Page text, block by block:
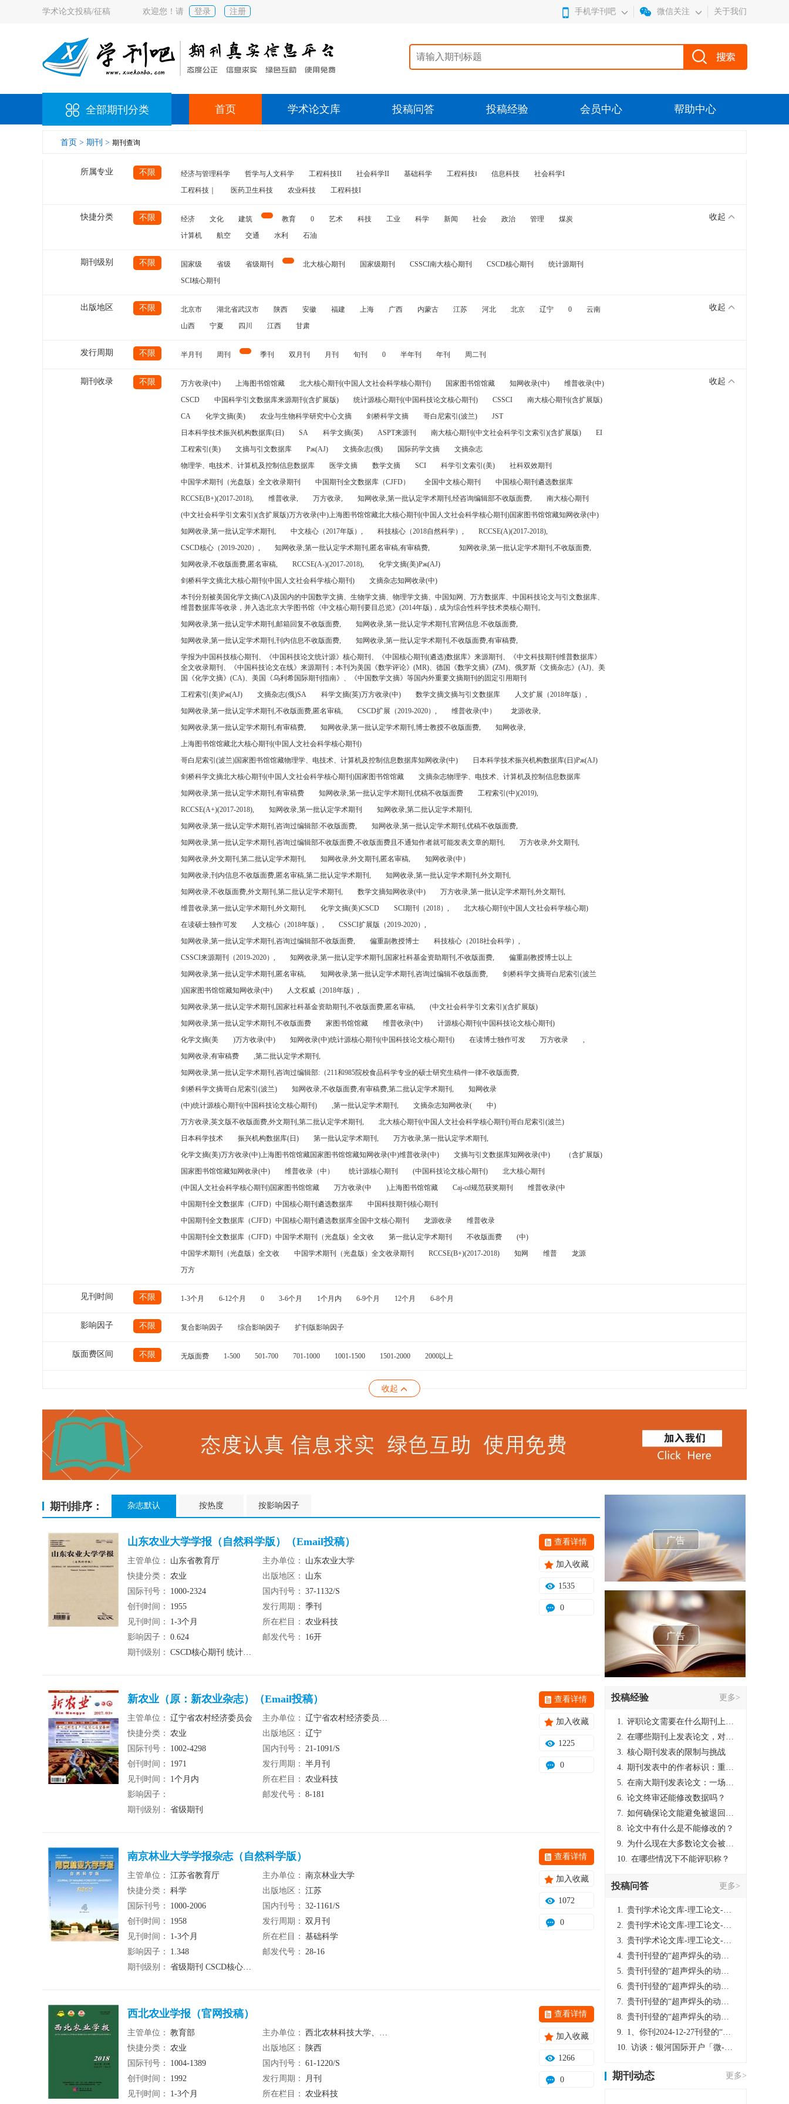
学术论文投稿/征稿 欢迎您！请 登录 注册 手机学刊吧 微信关注 关于我们
全部期刊分类 首页 学术论文库 投稿问答 投稿经验 会员中心 帮助中心
首页 > 期刊 > 期刊查询
所属专业 不限 经济与管理科学 哲学与人文科学 工程科技II 社会科学II 基础科学 工程科技‖ 信息科技
社会科学I
工程科技｜
医药卫生科技 农业科技 工程科技I
快捷分类 不限 经济 文化 建筑 教育 0 艺术 科技 工业 科学 新闻 社会 政治 管理
煤炭
计算机
航空 交通 水利 石油
收起
期刊级别 不限 国家级 省级 省级期刊 北大核心期刊 国家级期刊 CSSCI南大核心期刊 CSCD核心期刊
统计源期刊
SCI核心期刊
出版地区 不限 北京市 湖北省武汉市 陕西 安徽 福建 上海 广西 内蒙古 江苏 河北 北京 辽宁 0
云南
山西
宁夏 四川 江西 甘肃
收起
发行周期 不限 半月刊 周刊 季刊 双月刊 月刊 旬刊 0 半年刊 年刊 周二刊
期刊收录 不限 万方收录(中) 上海图书馆馆藏 北大核心期刊(中国人文社会科学核心期刊) 国家图书馆馆藏 知网收录(中)
维普收录(中)
CSCD
中国科学引文数据库来源期刊(含扩展版) 统计源核心期刊(中国科技论文核心期刊) CSSCI
南大核心期刊(含扩展版)
CA
化学文摘(美) 农业与生物科学研究中心文摘 剑桥科学文摘 哥白尼索引(波兰)
JST
日本科学技术振兴机构数据库(日)
SA 科学文摘(英) ASPT来源刊 南大核心期刊(中文社会科学引文索引)(含扩展版)
EI
工程索引(美)
文摘与引文数据库 Pж(AJ) 文摘杂志(俄) 国际药学文摘
文摘杂志
物理学、电技术、计算机及控制信息数据库
医学文摘 数学文摘 SCI 科学引文索引(美)
社科双效期刊
中国学术期刊（光盘版）全文收录期刊
中国期刊全文数据库（CJFD） 全国中文核心期刊
中国核心期刊遴选数据库
RCCSE(B+)(2017-2018),
维普收录, 万方收录, 知网收录,第一批认定学术期刊,经咨询编辑部不收版面费,
南大核心期刊
(中文社会科学引文索引)(含扩展版)万方收录(中)上海图书馆馆藏北大核心期刊(中国人文社会科学核心期刊)国家图书馆馆藏知网收录(中)
知网收录,第一批认定学术期刊,
中文核心（2017年版）, 科技核心（2018自然科学）,
RCCSE(A)(2017-2018),
CSCD核心（2019-2020）,
知网收录,第一批认定学术期刊,匿名审稿,有审稿费,
知网收录,第一批认定学术期刊,不收版面费,
知网收录,不收版面费,匿名审稿,
RCCSE(A-)(2017-2018),
化学文摘(美)Pж(AJ)
剑桥科学文摘北大核心期刊(中国人文社会科学核心期刊)
文摘杂志知网收录(中)
本刊分别被美国化学文摘(CA)及国内的中国数学文摘、生物学文摘、物理学文摘、中国知网、万方数据库、中国科技论文与引文数据库、
维普数据库等收录，并入选北京大学图书馆《中文核心期刊要目总览》(2014年版)，成为综合性科学技术类核心期刊。
知网收录,第一批认定学术期刊,邮箱回复不收版面费,
知网收录,第一批认定学术期刊,官网信息:不收版面费,
知网收录,第一批认定学术期刊,刊内信息不收版面费,
知网收录,第一批认定学术期刊,不收版面费,有审稿费,
学报为中国科技核心期刊、《中国科技论文统计源》核心期刊、《中国核心期刊(遴选)数据库》来源期刊、《中文科技期刊维普数据库》
全文收录期刊、《中国科技论文在线》来源期刊；本刊为美国《数学评论》(MR)、德国《数学文摘》(ZM)、俄罗斯《文摘杂志》(AJ)、美
国《化学文摘》(CA)、美国《乌利希国际期刊指南》、《中国数学文摘》等国内外重要文摘期刊的固定引用期刊
工程索引(美)Pж(AJ)
文摘杂志(俄)SA 科学文摘(英)万方收录(中) 数学文摘文摘与引文数据库
人文扩展（2018年版）,
知网收录,第一批认定学术期刊,不收版面费,匿名审稿,
CSCD扩展（2019-2020）, 维普收录(中）
龙源收录,
知网收录,第一批认定学术期刊,有审稿费,
知网收录,第一批认定学术期刊,博士教授不收版面费,
知网收录,
上海图书馆馆藏北大核心期刊(中国人文社会科学核心期刊)
哥白尼索引(波兰)国家图书馆馆藏物理学、电技术、计算机及控制信息数据库知网收录(中)
日本科学技术振兴机构数据库(日)Pж(AJ)
剑桥科学文摘北大核心期刊(中国人文社会科学核心期刊)国家图书馆馆藏
文摘杂志物理学、电技术、计算机及控制信息数据库
知网收录,第一批认定学术期刊,有审稿费
知网收录,第一批认定学术期刊,优稿不收版面费
工程索引(中)(2019),
RCCSE(A+)(2017-2018),
知网收录,第一批认定学术期刊
知网收录,第二批认定学术期刊,
知网收录,第一批认定学术期刊,咨询过编辑部:不收版面费,
知网收录,第一批认定学术期刊,优稿不收版面费,
知网收录,第一批认定学术期刊,咨询过编辑部不收版面费,不收版面费且不通知作者就可能发表文章的期刊,
万方收录,外文期刊,
知网收录,外文期刊,第二批认定学术期刊,
知网收录,外文期刊,匿名审稿,
知网收录(中）
知网收录,刊内信息不收版面费,匿名审稿,第二批认定学术期刊,
知网收录,第一批认定学术期刊,外文期刊,
知网收录,不收版面费,外文期刊,第二批认定学术期刊,
数学文摘知网收录(中)
万方收录,第一批认定学术期刊,外文期刊,
维普收录,第一批认定学术期刊,外文期刊,
化学文摘(美)CSCD SCI期刊（2018）,
北大核心期刊(中国人文社会科学核心期)
在读硕士独作可发
人文核心（2018年版）,
CSSCI扩展版（2019-2020）,
知网收录,第一批认定学术期刊,咨询过编辑部不收版面费,
偏重副教授博士
科技核心（2018社会科学）,
CSSCI来源期刊（2019-2020）,
知网收录,第一批认定学术期刊,国家社科基金资助期刊,不收版面费,
偏重副教授博士以上
知网收录,第一批认定学术期刊,匿名审稿,
知网收录,第一批认定学术期刊,咨询过编辑不收版面费,
剑桥科学文摘哥白尼索引(波兰
)国家图书馆馆藏知网收录(中)
人文权威（2018年版）,
知网收录,第一批认定学术期刊,国家社科基金资助期刊,不收版面费,匿名审稿,
(中文社会科学引文索引)(含扩展版)
知网收录,第一批认定学术期刊,不收版面费
家图书馆馆藏 维普收录(中)
计源核心期刊(中国科技论文核心期刊)
化学文摘(美
)万方收录(中) 知网收录(中)统计源核心期刊(中国科技论文核心期刊) 在读博士独作可发 万方收录
,
知网收录,有审稿费
,第二批认定学术期刊,
知网收录,第一批认定学术期刊,咨询过编辑部:（211和985院校食品科学专业的硕士研究生稿件一律不收版面费,
剑桥科学文摘哥白尼索引(波兰)
知网收录,不收版面费,有审稿费,第二批认定学术期刊,
知网收录
(中)统计源核心期刊(中国科技论文核心期刊)
,第一批认定学术期刊, 文摘杂志知网收录(
中)
万方收录,英文版不收版面费,外文期刊,第二批认定学术期刊,
北大核心期刊(中国人文社会科学核心期刊)哥白尼索引(波兰)
日本科学技术
振兴机构数据库(日) 第一批认定学术期刊,
万方收录,第一批认定学术期刊,
化学文摘(美)万方收录(中)上海图书馆馆藏国家图书馆馆藏知网收录(中)维普收录(中)
文摘与引文数据库知网收录(中)
（含扩展版)
国家图书馆馆藏知网收录(中)
维普收录（中） 统计源核心期刊 (中国科技论文核心期刊)
北大核心期刊
(中国人文社会科学核心期刊)国家图书馆馆藏
万方收录(中 )上海图书馆馆藏 Caj-cd规范获奖期刊
维普收录(中
中国期刊全文数据库（CJFD）中国核心期刊遴选数据库
中国科技期刊核心期刊
中国期刊全文数据库（CJFD）中国核心期刊遴选数据库全国中文核心期刊
龙源收录
维普收录
中国期刊全文数据库（CJFD）中国学术期刊（光盘版）全文收
第一批认定学术期刊 不收版面费
(中)
中国学术期刊（光盘版）全文收
中国学术期刊（光盘版）全文收录期刊 RCCSE(B+)(2017-2018) 知网 维普
龙源
万方
收起
见刊时间 不限 1-3个月 6-12个月 0 3-6个月 1个月内 6-9个月 12个月 6-8个月
影响因子 不限 复合影响因子 综合影响因子 扩刊版影响因子
版面费区间 不限 无版面费 1-500 501-700 701-1000 1001-1500 1501-2000 2000以上
收起
期刊排序： 杂志默认 按热度 按影响因子
山东农业大学学报（自然科学版）（Email投稿）
主管单位： 山东省教育厅 主办单位：
山东农业大学
快捷分类： 农业 出版地区：
山东
国际刊号：
1000-2324 国内刊号： 37-1132/S
创刊时间：
1955 发行周期： 季刊
见刊时间：
1-3个月 所在栏目： 农业科技
影响因子： 0.624 邮发代号：
16开
期刊级别： CSCD核心期刊 统计源期刊
查看详情
加入收藏
1535
0
新农业（原：新农业杂志）（Email投稿）
主管单位： 辽宁省农村经济委员会 主办单位： 辽宁省农村经济委员会；沈阳农业大学
快捷分类： 农业 出版地区： 辽宁
国际刊号：
1002-4298 国内刊号： 21-1091/S
创刊时间：
1971 发行周期： 半月刊
见刊时间：
1个月内 所在栏目： 农业科技
影响因子：
邮发代号： 8-181
期刊级别： 省级期刊
查看详情
加入收藏
1225
0
南京林业大学学报杂志（自然科学版）
主管单位： 江苏省教育厅 主办单位： 南京林业大学
快捷分类： 科学 出版地区： 江苏
国际刊号：
1000-2006 国内刊号： 32-1161/S
创刊时间：
1958 发行周期： 双月刊
见刊时间：
1-3个月 所在栏目： 基础科学
影响因子：
1.348 邮发代号： 28-16
期刊级别： 省级期刊 CSCD核心期刊
查看详情
加入收藏
1072
0
西北农业学报（官网投稿）
主管单位： 教育部 主办单位： 西北农林科技大学、甘肃、宁夏、青海、新疆农（林）业科学院及青海、新疆畜牧（兽医）科学院及新疆农垦科学院
快捷分类： 农业 出版地区：
陕西
国际刊号：
1004-1389 国内刊号： 61-1220/S
创刊时间：
1992 发行周期：
月刊
见刊时间：
1-3个月 所在栏目： 农业科技
查看详情
加入收藏
1266
0
广告
广告
投稿经验 更多>
1. 评职论文需要在什么期刊上发表？
2. 在哪些期刊上发表论文，对考研有优势？
3. 核心期刊发表的限制与挑战
4. 期刊发表中的作者标识：重要性与实践
5. 在南大期刊发表论文：一场知识探索与学术成就的旅程
6. 论文终审还能修改数据吗？
7. 如何确保论文能避免被退回：关键条件与策略
8. 论文中有什么是不能修改的？
9. 为什么现在大多数论文会被评判为AI撰写？（深度剖析查重机制下的困境与出路）
10. 在哪些情况下不能评职称？
投稿问答 更多>
1. 贵刊学术论文库-理工论文-第16页刊登的“超声焊头的动力学分析与优化设计”，作者lizhiwei，时间2024-12-27，该论文由我本人在机电工程技术2024年第10期公开发表，lizhiwei并非本人，请将文章删除，消除影响，谢谢！
2. 贵刊学术论文库-理工论文-第16页刊登的“超声焊头的动力学分析与优化设计”，作者lizhiwei，时间2024-12-27，该论文由我本人在机电工程技术2024年第10期公开发表，lizhiwei并非本人，请将文章删除，消除影响，谢谢！
3. 贵刊学术论文库-理工论文-第16页刊登的“超声焊头的动力学分析与优化设计”，作者lizhiwei，时间2024-12-27，该论文由我本人在机电工程技术2024年第10期公开发表，lizhiwei并非本人，请将文章删除，消除影响，谢谢！
4. 贵刊刊登的“超声焊头的动力学分析与优化设计”，作者lizhiwei，时间2024-12-27，该论文由我本人在机电工程技术2024年第10期公开发表，lizhiwei并非本人，请将文章删除，消除影响，谢谢！
5. 贵刊刊登的“超声焊头的动力学分析与优化设计”，作者lizhiwei，时间2024-12-27，该论文由我本人在机电工程技术2024年第10期公开发表，lizhiwei并非本人，请将文章删除，消除影响，谢谢！
6. 贵刊刊登的“超声焊头的动力学分析与优化设计”，作者lizhiwei，时间2024-12-27，该论文由我本人在机电工程技术2024年第10期公开发表，lizhiwei并非本人，请将文章删除，消除影响，谢谢！
7. 贵刊刊登的“超声焊头的动力学分析与优化设计”，作者lizhiwei，时间2024-12-27，该论文由我本人在机电工程技术2024年第10期公开发表，lizhiwei并非本人，请将文章删除，消除影响，谢谢！
8. 贵刊刊登的“超声焊头的动力学分析与优化设计”，作者lizhiwei，时间2024-12-27，该论文由我本人在机电工程技术2024年第10期公开发表，lizhiwei并非本人，请将文章删除，消除影响，谢谢！
9. 1、你刊2024-12-27刊登的“超声焊头的动力学分析与优化设计论文”，是由我本人在“机电工程技术”，在2024年第10期公开发表的，而本刊转载“lizhiwei”非本人操作，请尽快将其删除，消除不良影响。
10. 访谈：银河国际开户「微-97905670-信」上分客服开户电话在线注册现场经理。机械文明荒野生存游戏《荒野起源》超新星测试将于12月18日上午10点正式开启!本次测试资格已陆续发放!各位拓荒者们准备好了么。
期刊动态 更多>